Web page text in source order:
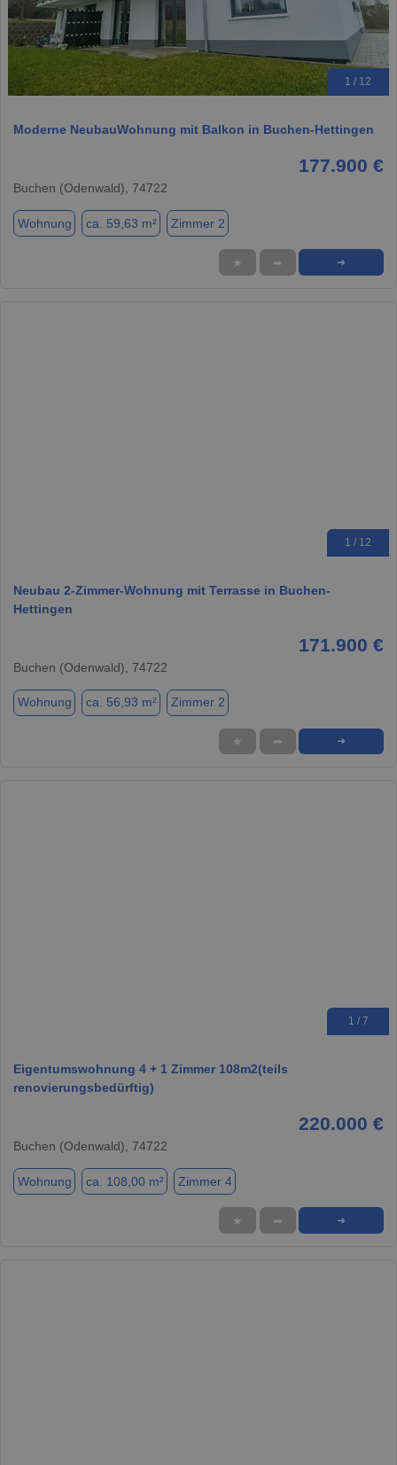
1 / 12
Moderne NeubauWohnung mit Balkon in Buchen-Hettingen
177.900 €
Buchen (Odenwald), 74722
Wohnung ca. 59,63 m² Zimmer 2
★ ➦ ➜
1 / 12
Neubau 2-Zimmer-Wohnung mit Terrasse in Buchen-
Hettingen
171.900 €
Buchen (Odenwald), 74722
Wohnung ca. 56,93 m² Zimmer 2
★ ➦ ➜
1 / 7
Eigentumswohnung 4 + 1 Zimmer 108m2(teils
renovierungsbedürftig)
220.000 €
Buchen (Odenwald), 74722
Wohnung ca. 108,00 m² Zimmer 4
★ ➦ ➜